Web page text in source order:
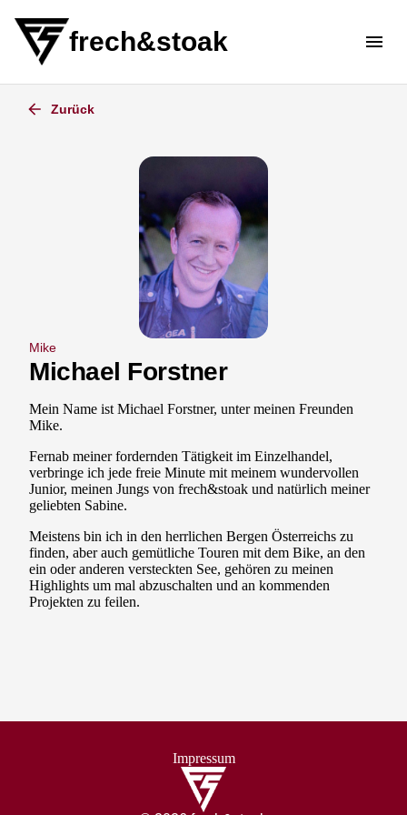
frech&stoak
Zurück
Mike
Michael Forstner
Mein Name ist Michael Forstner, unter meinen Freunden
Mike.
Fernab meiner fordernden Tätigkeit im Einzelhandel,
verbringe ich jede freie Minute mit meinem wundervollen
Junior, meinen Jungs von frech&stoak und natürlich meiner
geliebten Sabine.
Meistens bin ich in den herrlichen Bergen Österreichs zu
finden, aber auch gemütliche Touren mit dem Bike, an den
ein oder anderen versteckten See, gehören zu meinen
Highlights um mal abzuschalten und an kommenden
Projekten zu feilen.
Impressum